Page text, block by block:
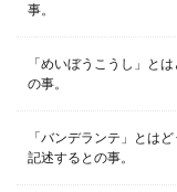
事。
「めいぼうこうし」と
の事。
「バンデランテ」とは
記述するとの事。